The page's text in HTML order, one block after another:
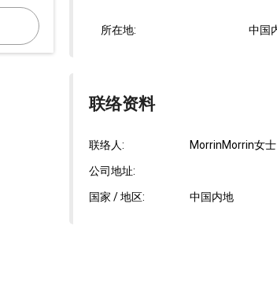
所在地: 中国
联络资料
联络人: MorrinMorrin女士
公司地址:
国家 / 地区: 中国内地